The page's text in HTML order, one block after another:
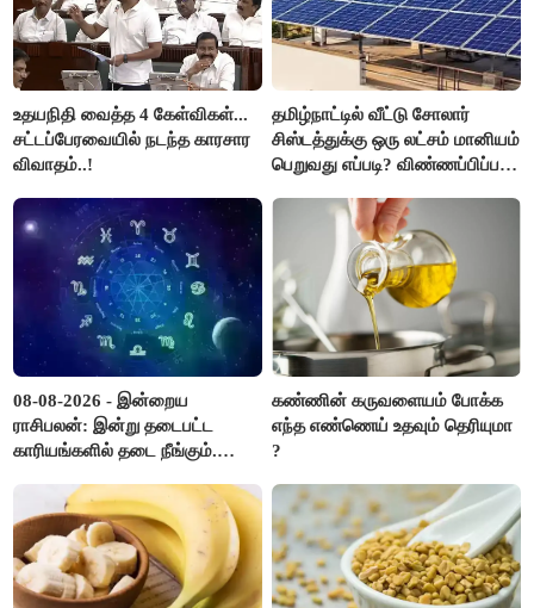
உதயநிதி வைத்த 4 கேள்விகள்...
சட்டப்பேரவையில் நடந்த காரசார
விவாதம்..!
தமிழ்நாட்டில் வீட்டு சோலார்
சிஸ்டத்துக்கு ஒரு லட்சம் மானியம்
பெறுவது எப்படி? விண்ணப்பிப்பது
08-08-2026 - இன்றைய
ராசிபலன்: இன்று தடைபட்ட
காரியங்களில் தடை நீங்கும்.
இருக்கும். ஆன்மீக எண்ணம்
அதிகரிக்கும்..!
கண்ணின் கருவளையம் போக்க
எந்த எண்ணெய் உதவும் தெரியுமா
?